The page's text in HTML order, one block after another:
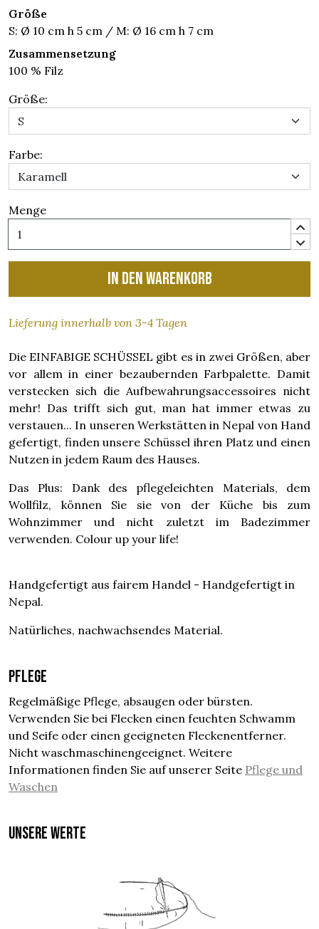
Größe
S: Ø 10 cm h 5 cm / M: Ø 16 cm h 7 cm
Zusammensetzung
100 % Filz
Größe:
Farbe:
Menge
In den Warenkorb
Lieferung innerhalb von 3-4 Tagen
Die EINFABIGE SCHÜSSEL gibt es in zwei Größen, aber
vor allem in einer bezaubernden Farbpalette. Damit
verstecken sich die Aufbewahrungsaccessoires nicht
mehr! Das trifft sich gut, man hat immer etwas zu
verstauen... In unseren Werkstätten in Nepal von Hand
gefertigt, finden unsere Schüssel ihren Platz und einen
Nutzen in jedem Raum des Hauses.
Das Plus: Dank des pflegeleichten Materials, dem
Wollfilz, können Sie sie von der Küche bis zum
Wohnzimmer und nicht zuletzt im Badezimmer
verwenden. Colour up your life!
Handgefertigt aus fairem Handel - Handgefertigt in
Nepal.
Natürliches, nachwachsendes Material.
Pflege
Regelmäßige Pflege, absaugen oder bürsten.
Verwenden Sie bei Flecken einen feuchten Schwamm
und Seife oder einen geeigneten Fleckenentferner.
Nicht waschmaschinengeeignet. Weitere
Informationen finden Sie auf unserer Seite Pflege und
Waschen
UNSERE WERTE